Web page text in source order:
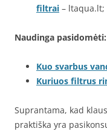
filtrai – ltaqua.lt;
Naudinga pasidomėti:
Kuo svarbus
Kuriuos filtrus
Suprantama, kad
praktiška yra